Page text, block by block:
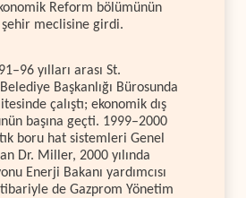
Reform bölümünün
şehir meclisine girdi.
yılları arası St.
Başkanlığı Bürosunda
çalıştı; ekonomik dış
başına geçti. 1999–2000
boru hat sistemleri Genel
Dr. Miller, 2000 yılında
Enerji Bakanı yardımcısı
de Gazprom Yönetim